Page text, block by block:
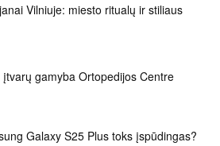
Vilniuje: miesto ritualų ir stiliaus
įtvarų gamyba Ortopedijos Centre
Galaxy S25 Plus toks įspūdingas?